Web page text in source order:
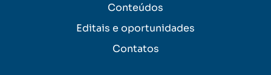
Conteúdos
Editais e oportunidades
Contatos